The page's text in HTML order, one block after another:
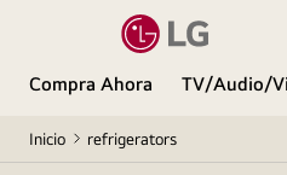
Compra Ahora TV/Audio/
Inicio refrigerators